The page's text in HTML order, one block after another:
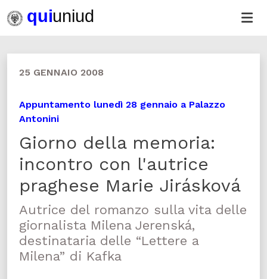
25 GENNAIO 2008
Appuntamento lunedì 28 gennaio a Palazzo
Antonini
Giorno della memoria:
incontro con l'autrice
praghese Marie Jirásková
Autrice del romanzo sulla vita delle
giornalista Milena Jerenská,
destinataria delle “Lettere a
Milena” di Kafka